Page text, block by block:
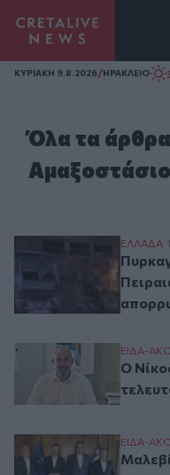
Homepage
ΚΥΡΙΑΚΗ 9.8.2026/ΗΡΑΚΛΕΙΟ
Όλα τα
Αμαξοστάσιο
ΕΛΛAΔΑ
Ο
ΕΙΔΑ-
Ο
ΕΙΔΑ-